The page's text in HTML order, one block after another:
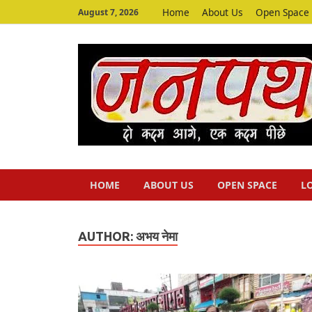
August 7, 2026 Home About Us Open Space
HOME ABOUT US OPEN SPACE
AUTHOR: अभय नेमा